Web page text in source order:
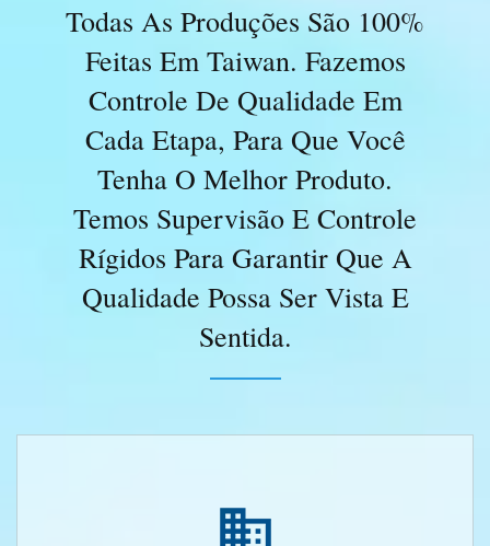
Todas As Produções São 100%
Feitas Em Taiwan. Fazemos
Controle De Qualidade Em
Cada Etapa, Para Que Você
Tenha O Melhor Produto.
Temos Supervisão E Controle
Rígidos Para Garantir Que A
Qualidade Possa Ser Vista E
Sentida.